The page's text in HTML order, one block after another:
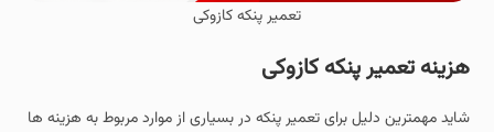
تعمیر پنکه کازوکی
هزینه تعمیر پنکه کازوکی
شاید مهمترین دلیل برای تعمیر پنکه در بسیاری از موارد مربوط به هزینه ها